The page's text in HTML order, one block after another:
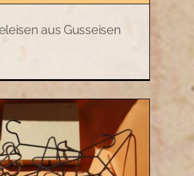
aus Gusseisen